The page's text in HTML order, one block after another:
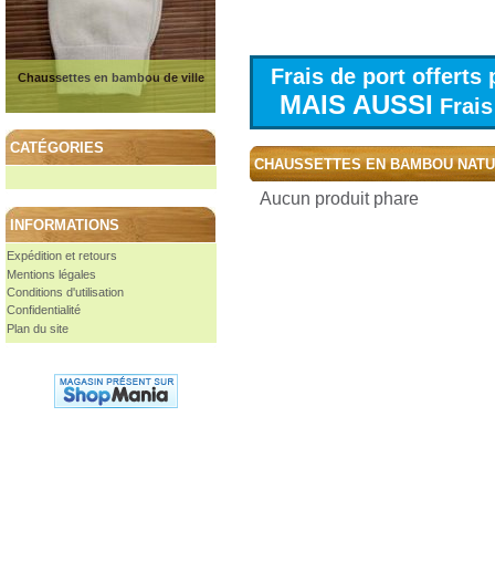
Chaussettes en bambou de ville
CATÉGORIES
INFORMATIONS
Expédition et retours
Mentions légales
Conditions d'utilisation
Confidentialité
Plan du site
Frais de port offerts
MAIS AUSSI
CHAUSSETTES EN BAMBOU
Aucun produit phare